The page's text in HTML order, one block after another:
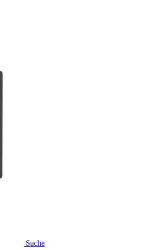
Suche